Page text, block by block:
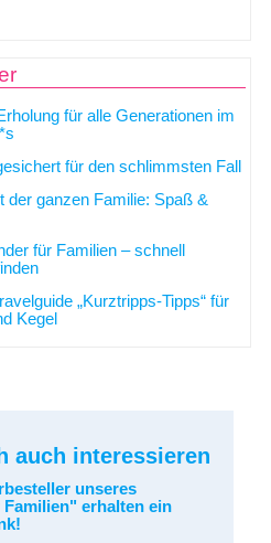
für alle Generationen im
für den schlimmsten Fall
der ganzen Familie: Spaß &
für Familien – schnell
„Kurztripps-Tipps“ für
Kegel
auch interessieren